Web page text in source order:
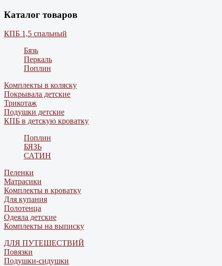
Каталог товаров
КПБ 1,5 спальный
Бязь
Перкаль
Поплин
Комплекты в коляску
Покрывала детские
Трикотаж
Подушки детские
КПБ в детскую кроватку
Поплин
БЯЗЬ
САТИН
Пеленки
Матрасики
Комплекты в кроватку
Для купания
Полотенца
Одеяла детские
Комплекты на выписку
ДЛЯ ПУТЕШЕСТВИЙ
Повязки
Подушки-сидушки